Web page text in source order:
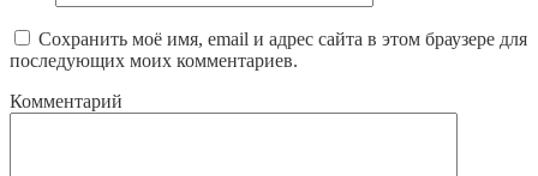
Сохранить моё имя, email и адрес сайта в этом браузере для
последующих моих комментариев.
Комментарий